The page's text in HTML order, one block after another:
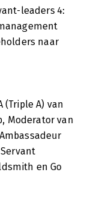
leaders 4:
naar
(Triple A) van
Moderator van
en Go